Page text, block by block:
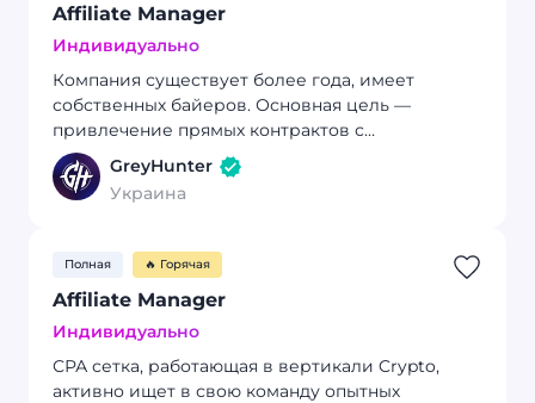
Affiliate Manager
Индивидуально
Компания существует более года, имеет
собственных байеров. Основная цель —
привлечение прямых контрактов с
рекламодателями и баинговыми компаниями
без использования партнерских программ
(ПП).
GreyHunter
Украина
Полная 🔥 Горячая
Affiliate Manager
Индивидуально
СРА сетка, работающая в вертикали Crypto,
активно ищет в свою команду опытных